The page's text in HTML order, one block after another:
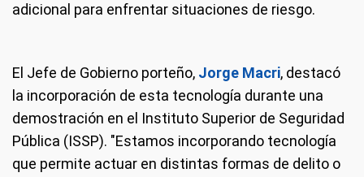
adicional para enfrentar situaciones de riesgo.
El Jefe de Gobierno porteño, Jorge Macri, destacó
la incorporación de esta tecnología durante una
demostración en el Instituto Superior de Seguridad
Pública (ISSP). "Estamos incorporando tecnología
que permite actuar en distintas formas de delito o